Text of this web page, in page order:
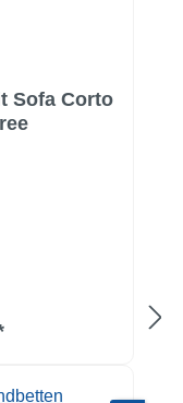
Sofa Corto